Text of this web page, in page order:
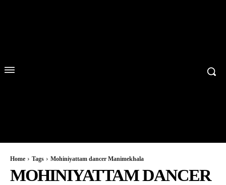
Home Tags Mohiniyattam dancer Manimekhala
MOHINIYATTAM DANCER